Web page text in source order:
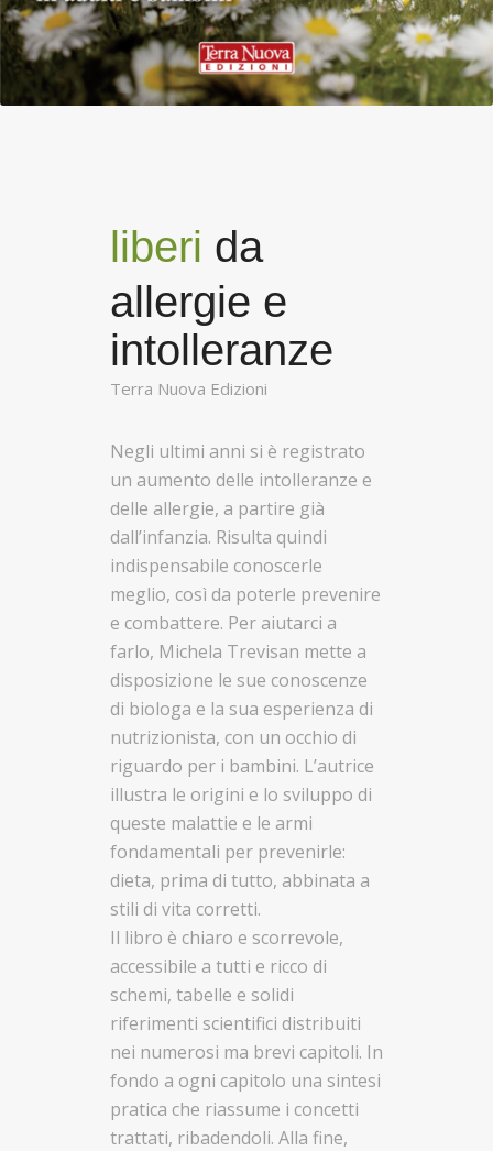
liberi da
allergie e
intolleranze
Terra Nuova Edizioni
Negli ultimi anni si è registrato
un aumento delle intolleranze e
delle allergie, a partire già
dall’infanzia. Risulta quindi
indispensabile conoscerle
meglio, così da poterle prevenire
e combattere. Per aiutarci a
farlo, Michela Trevisan mette a
disposizione le sue conoscenze
di biologa e la sua esperienza di
nutrizionista, con un occhio di
riguardo per i bambini. L’autrice
illustra le origini e lo sviluppo di
queste malattie e le armi
fondamentali per prevenirle:
dieta, prima di tutto, abbinata a
stili di vita corretti.
Il libro è chiaro e scorrevole,
accessibile a tutti e ricco di
schemi, tabelle e solidi
riferimenti scientifici distribuiti
nei numerosi ma brevi capitoli. In
fondo a ogni capitolo una sintesi
pratica che riassume i concetti
trattati, ribadendoli. Alla fine,